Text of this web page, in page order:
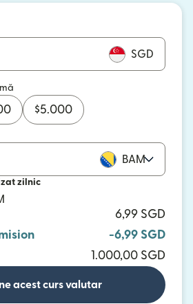
SGD
$5.000
BAM
zilnic
6,99 SGD
-6,99 SGD
1.000,00 SGD
acest curs valutar